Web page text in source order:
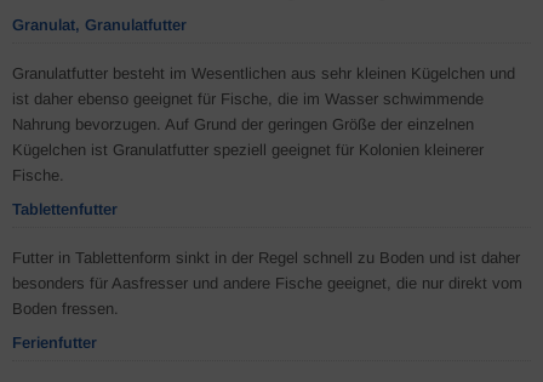
Granulat, Granulatfutter
Granulatfutter besteht im Wesentlichen aus sehr kleinen Kügelchen und
ist daher ebenso geeignet für Fische, die im Wasser schwimmende
Nahrung bevorzugen. Auf Grund der geringen Größe der einzelnen
Kügelchen ist Granulatfutter speziell geeignet für Kolonien kleinerer
Fische.
Tablettenfutter
Futter in Tablettenform sinkt in der Regel schnell zu Boden und ist daher
besonders für Aasfresser und andere Fische geeignet, die nur direkt vom
Boden fressen.
Ferienfutter